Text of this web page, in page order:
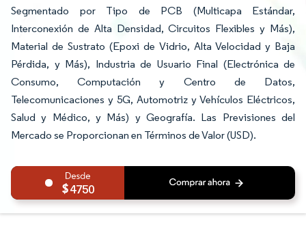
Segmentado por Tipo de PCB (Multicapa Estándar,
Interconexión de Alta Densidad, Circuitos Flexibles y Más),
Material de Sustrato (Epoxi de Vidrio, Alta Velocidad y Baja
Pérdida, y Más), Industria de Usuario Final (Electrónica de
Consumo, Computación y Centro de Datos,
Telecomunicaciones y 5G, Automotriz y Vehículos Eléctricos,
Salud y Médico, y Más) y Geografía. Las Previsiones del
Mercado se Proporcionan en Términos de Valor (USD).
4750